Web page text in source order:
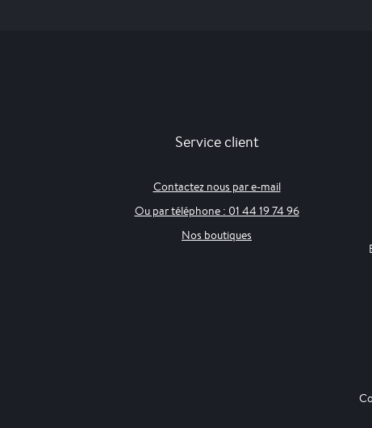
Service client
Contactez nous par e-mail
Ou par téléphone : 01 44 19 74 96
Nos boutiques